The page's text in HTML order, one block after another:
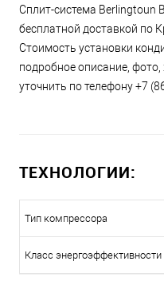
Сплит-система Berlingtoun
бесплатной доставкой по
Стоимость установки
подробное описание,
уточнить по телефону +7
ТЕХНОЛОГИИ:
Тип компрессора
Класс энергоэффективности